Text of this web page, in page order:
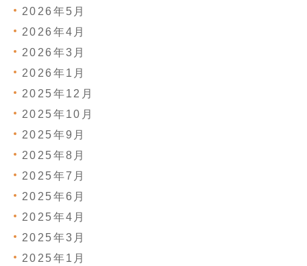
2026年5月
2026年4月
2026年3月
2026年1月
2025年12月
2025年10月
2025年9月
2025年8月
2025年7月
2025年6月
2025年4月
2025年3月
2025年1月